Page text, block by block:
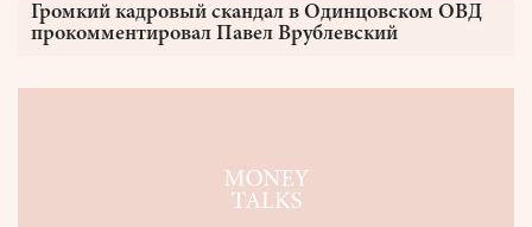
Громкий кадровый скандал в Одинцовском ОВД
прокомментировал Павел Врублевский